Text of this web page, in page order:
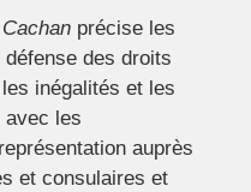
précise les
des droits
inégalités et les
avec les
auprès
et consulaires et